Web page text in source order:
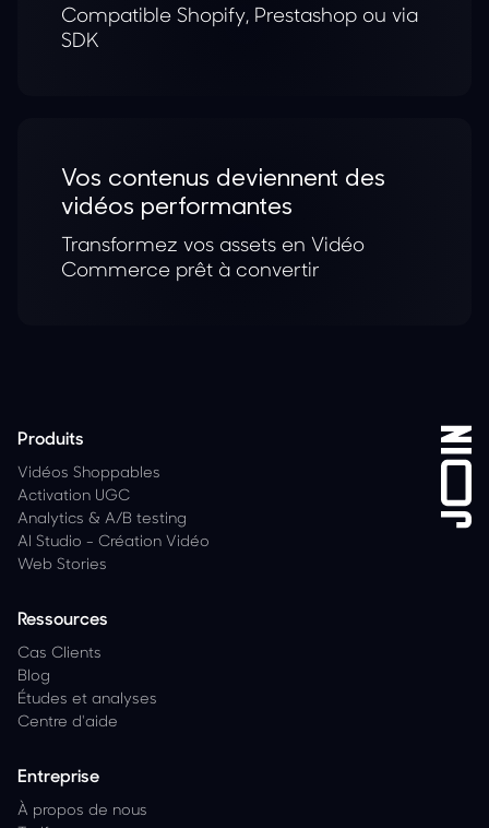
Compatible Shopify, Prestashop ou via
SDK
Vos contenus deviennent des
vidéos performantes
Transformez vos assets en Vidéo
Commerce prêt à convertir
Produits
Vidéos Shoppables
Activation UGC
Analytics & A/B testing
AI Studio - Création Vidéo
Web Stories
Ressources
Cas Clients
Blog
Études et analyses
Centre d'aide
Entreprise
À propos de nous